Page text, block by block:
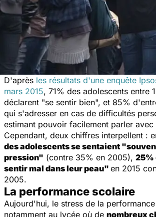
D'après les résultats d'une enquête
mars 2015, 71% des adolescents entre
déclarent "se sentir bien", et 85%
qui s'adresser en cas de difficultés
estimant pouvoir facilement parler avec
Cependant, deux chiffres interpellent :
des adolescents se sentaient
pression" (contre 35% en 2005),
sentir mal dans leur peau" en 2015
2005.
La performance scolaire
Aujourd'hui, le stress de la
notamment au lycée où de nombreux